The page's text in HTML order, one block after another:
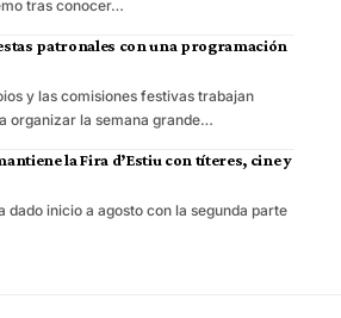
tras conocer…
patronales con una programación
y las comisiones festivas trabajan
organizar la semana grande…
la Fira d’Estiu con títeres, cine y
dado inicio a agosto con la segunda parte